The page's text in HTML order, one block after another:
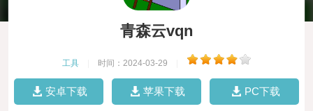
青森云vqn
工具 时间：2024-03-29
安卓下载 苹果下载 PC下载